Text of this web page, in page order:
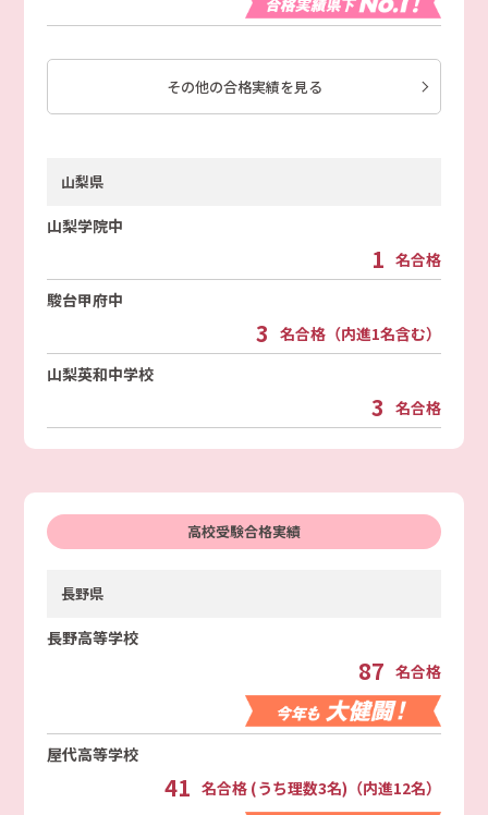
その他の合格実績を見る
山梨県
山梨学院中
1 名合格
駿台甲府中
3
名合格（内進1名含む）
山梨英和中学校
3 名合格
高校受験合格実績
長野県
長野高等学校
87 名合格
屋代高等学校
41 名合格 (うち理数3名)（内進12名）